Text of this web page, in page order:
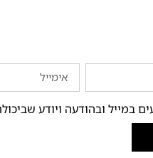
במייל ובהודעה ויודע